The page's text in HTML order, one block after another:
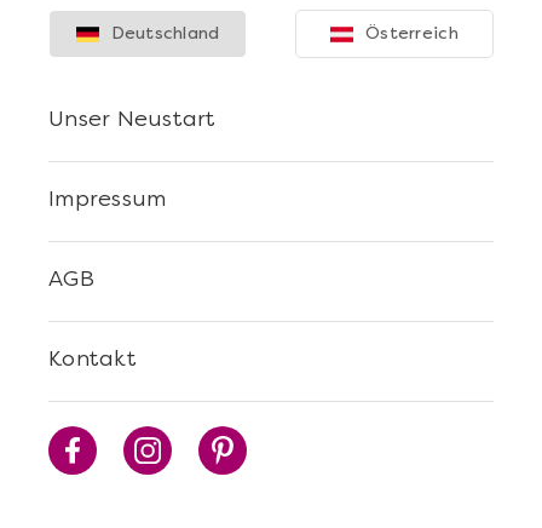
Kontakt
AGB
Impressum
Unser Neustart
Deutschland Österreich